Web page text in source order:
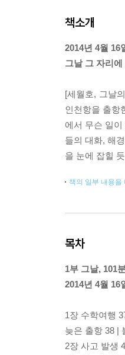
책소개
2014년 4월 16
그날 그 자리
[세월호, 그날
인천항을 출항
에서 무슨 일
들의 대화, 해
을 눈에 잡힐
책의 일부 내용을
목차
1부 그날, 101
2014년 4월 16
1장 수학여행
늦은 출항 38 |
2장 사고 발생